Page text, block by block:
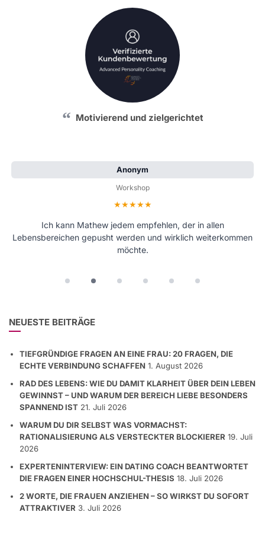
Motivierend und zielgerichtet
Anonym
Workshop
Bewertung: 5 von 5 Sternen
Ich kann Mathew jedem empfehlen, der in allen
Lebensbereichen gepusht werden und wirklich weiterkommen
möchte.
NEUESTE BEITRÄGE
TIEFGRÜNDIGE FRAGEN AN EINE FRAU: 20 FRAGEN, DIE
ECHTE VERBINDUNG SCHAFFEN 1. August 2026
RAD DES LEBENS: WIE DU DAMIT KLARHEIT ÜBER DEIN LEBEN
GEWINNST – UND WARUM DER BEREICH LIEBE BESONDERS
SPANNEND IST 21. Juli 2026
WARUM DU DIR SELBST WAS VORMACHST:
RATIONALISIERUNG ALS VERSTECKTER BLOCKIERER 19. Juli
2026
EXPERTENINTERVIEW: EIN DATING COACH BEANTWORTET
DIE FRAGEN EINER HOCHSCHUL-THESIS 18. Juli 2026
2 WORTE, DIE FRAUEN ANZIEHEN – SO WIRKST DU SOFORT
ATTRAKTIVER 3. Juli 2026